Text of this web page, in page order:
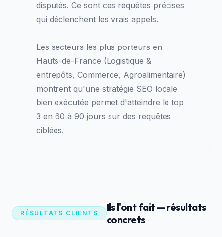
disputés. Ce sont ces requêtes précises
qui déclenchent les vrais appels.
Les secteurs les plus porteurs en
Hauts-de-France (Logistique &
entrepôts, Commerce, Agroalimentaire)
montrent qu'une stratégie SEO locale
bien exécutée permet d'atteindre le top
3 en 60 à 90 jours sur des requêtes
ciblées.
RÉSULTATS CLIENTS
Ils l'ont fait — résultats
concrets